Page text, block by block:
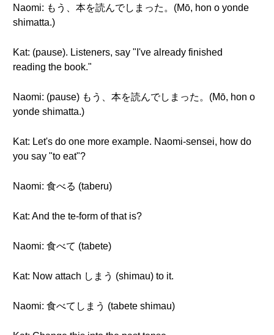
Naomi: もう、本を読んでしまった。(Mō, hon o yonde
shimatta.)
Kat: (pause). Listeners, say "I've already finished
reading the book."
Naomi: (pause) もう、本を読んでしまった。(Mō, hon o
yonde shimatta.)
Kat: Let's do one more example. Naomi-sensei, how do
you say "to eat"?
Naomi: 食べる (taberu)
Kat: And the te-form of that is?
Naomi: 食べて (tabete)
Kat: Now attach しまう (shimau) to it.
Naomi: 食べてしまう (tabete shimau)